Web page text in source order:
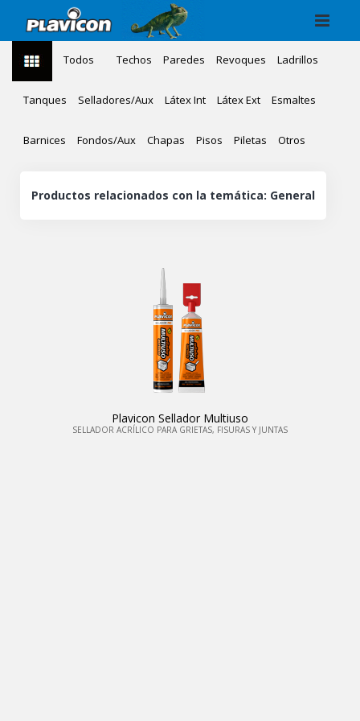
Todos Techos Paredes Revoques Ladrillos
Tanques Selladores/Aux Látex Int Látex Ext Esmaltes
Barnices Fondos/Aux Chapas Pisos Piletas Otros
Productos relacionados con la temática: General
Plavicon Sellador Multiuso
SELLADOR ACRÍLICO PARA GRIETAS, FISURAS Y JUNTAS